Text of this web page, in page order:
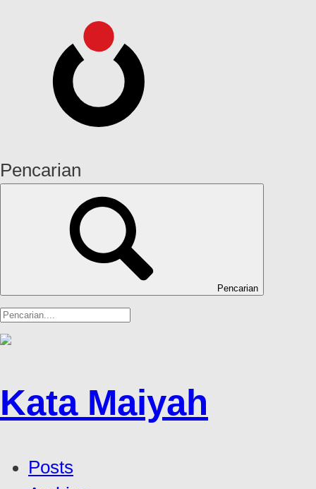
Pencarian
Pencarian
Kata Maiyah
Posts